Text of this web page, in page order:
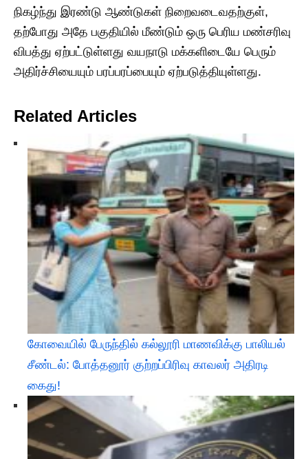
நிகழ்ந்து இரண்டு ஆண்டுகள் நிறைவடைவதற்குள்,
தற்போது அதே பகுதியில் மீண்டும் ஒரு பெரிய மண்சரிவு
விபத்து ஏற்பட்டுள்ளது வயநாடு மக்களிடையே பெரும்
அதிர்ச்சியையும் பரப்பரப்பையும் ஏற்படுத்தியுள்ளது.
Related Articles
கோவையில் பேருந்தில் கல்லூரி மாணவிக்கு பாலியல்
சீண்டல்: போத்தனூர் குற்றப்பிரிவு காவலர் அதிரடி
கைது!